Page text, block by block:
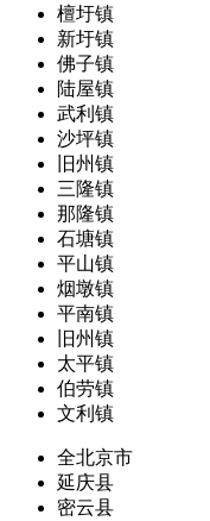
檀圩镇
新圩镇
佛子镇
陆屋镇
武利镇
沙坪镇
旧州镇
三隆镇
那隆镇
石塘镇
平山镇
烟墩镇
平南镇
旧州镇
太平镇
伯劳镇
文利镇
全北京市
延庆县
密云县